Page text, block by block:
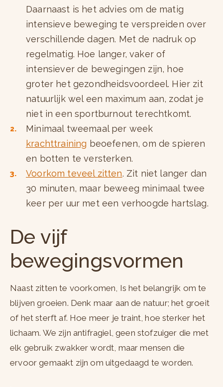
Daarnaast is het advies om de matig
intensieve beweging te verspreiden over
verschillende dagen. Met de nadruk op
regelmatig. Hoe langer, vaker of
intensiever de bewegingen zijn, hoe
groter het gezondheidsvoordeel. Hier zit
natuurlijk wel een maximum aan, zodat je
niet in een sportburnout terechtkomt.
Minimaal tweemaal per week
krachttraining beoefenen, om de spieren
en botten te versterken.
Voorkom teveel zitten. Zit niet langer dan
30 minuten, maar beweeg minimaal twee
keer per uur met een verhoogde hartslag.
De vijf
bewegingsvormen
Naast zitten te voorkomen, Is het belangrijk om te
blijven groeien. Denk maar aan de natuur; het groeit
of het sterft af. Hoe meer je traint, hoe sterker het
lichaam. We zijn antifragiel, geen stofzuiger die met
elk gebruik zwakker wordt, maar mensen die
ervoor gemaakt zijn om uitgedaagd te worden.